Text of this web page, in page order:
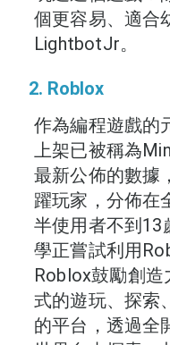
個更容易、適合
LightbotJr。
2. Roblox
作為編程遊戲的
上架已被稱為
最新公佈的數據
躍玩家，分佈在
半使用者不到13
學正嘗試利用
Roblox鼓勵創
式的遊玩、探索
的平台，透過全